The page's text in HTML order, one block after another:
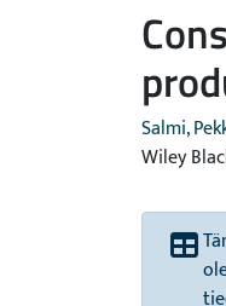
Salmi,
Wiley